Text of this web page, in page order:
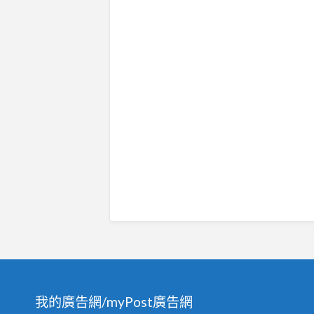
我的廣告網/myPost廣告網